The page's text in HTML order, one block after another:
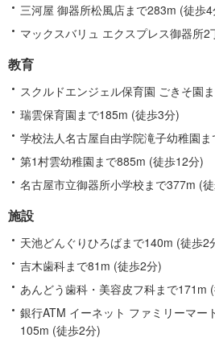
三河屋 御器所松風店まで283m (徒歩4
マックスバリュ エクスプレス御器所
教育
スクルドエンジェル保育園 ごきそ園
瑞雲保育園まで185m (徒歩3分)
学校法人名古屋自由学院滝子幼稚園
第1村雲幼稚園まで885m (徒歩12分)
名古屋市立御器所小学校まで377m (
施設
天池どんぐりひろばまで140m (徒歩2
吉木歯科まで81m (徒歩2分)
あんどう歯科・美容皮フ科まで171m
銀行ATM イーネット ファミリーマー
105m (徒歩2分)